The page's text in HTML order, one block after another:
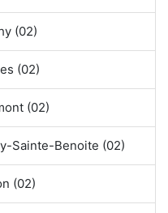
(02)
(02)
(02)
Sainte-Benoite (02)
(02)